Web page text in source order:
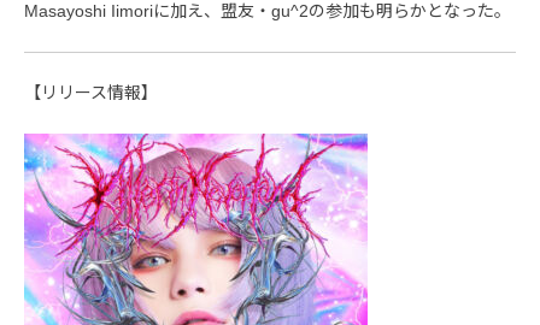
Masayoshi Iimoriに加え、盟友・gu^2の参加も明らかとなった。
【リリース情報】